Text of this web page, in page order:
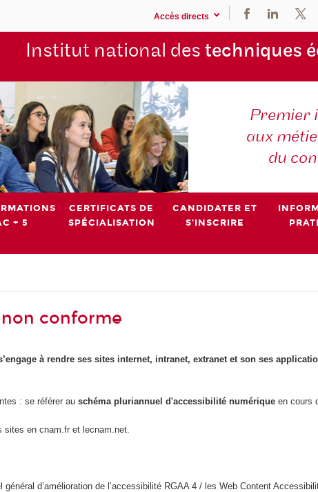
Accès directs
Institut national des techniques
Premier
aux
du
+ 5
CERTIFICATS DE
SPÉCIALISATION
CANDIDATER ET
S'INSCRIRE
conforme
à rendre ses sites internet, intranet, extranet et son ses
: se référer auschéma pluriannuel d'accessibilité numérique en cours
sites en cnam.fr et lecnam.net.
général d’amélioration de l’accessibilité RGAA 4 / les Web Content